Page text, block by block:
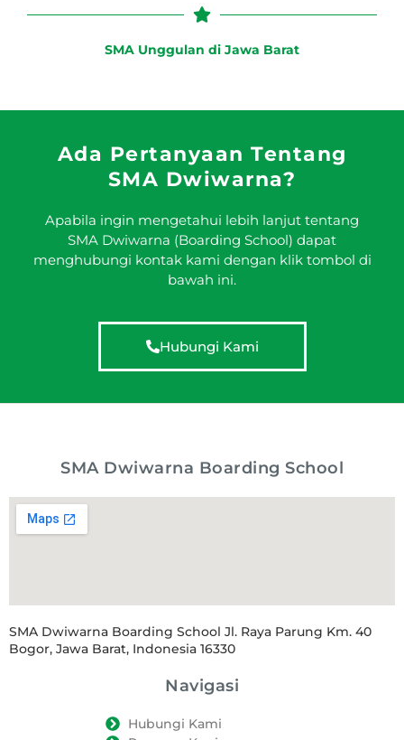
SMA Unggulan di Jawa Barat
Ada Pertanyaan Tentang
SMA Dwiwarna?
Apabila ingin mengetahui lebih lanjut tentang
SMA Dwiwarna (Boarding School) dapat
menghubungi kontak kami dengan klik tombol di
bawah ini.
Hubungi Kami
SMA Dwiwarna Boarding School
SMA Dwiwarna Boarding School Jl. Raya Parung Km. 40
Bogor, Jawa Barat, Indonesia 16330
Navigasi
Hubungi Kami